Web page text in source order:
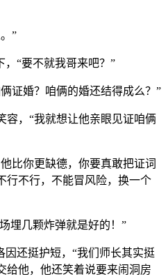
”
“要不就我哥来吧？”
证婚？咱俩的婚还结得成么？”
容，“我就想让他亲眼见证咱俩
比你更缺德，你要真敢把证词
行不行，不能冒风险，换一个
埋几颗炸弹就是好的！”
因还挺护短，“我们师长其实挺
给他，他还笑着说要来闹洞房